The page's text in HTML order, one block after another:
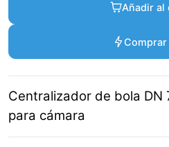
Añadir al
Comprar
Centralizador de bola DN
para cámara